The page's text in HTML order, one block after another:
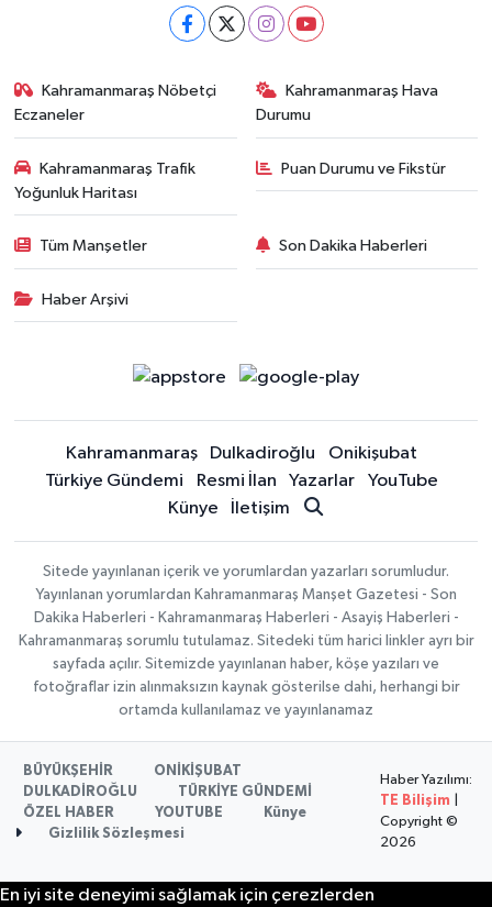
Kahramanmaraş Nöbetçi
Eczaneler
Kahramanmaraş Hava
Durumu
Kahramanmaraş Trafik
Yoğunluk Haritası
Puan Durumu ve Fikstür
Tüm Manşetler Son Dakika Haberleri
Haber Arşivi
Kahramanmaraş Dulkadiroğlu
Onikişubat
Türkiye Gündemi
Resmi İlan Yazarlar
YouTube
Künye
İletişim
Sitede yayınlanan içerik ve yorumlardan yazarları sorumludur.
Yayınlanan yorumlardan Kahramanmaraş Manşet Gazetesi - Son
Dakika Haberleri - Kahramanmaraş Haberleri - Asayiş Haberleri -
Kahramanmaraş sorumlu tutulamaz. Sitedeki tüm harici linkler ayrı bir
sayfada açılır. Sitemizde yayınlanan haber, köşe yazıları ve
fotoğraflar izin alınmaksızın kaynak gösterilse dahi, herhangi bir
ortamda kullanılamaz ve yayınlanamaz
BÜYÜKŞEHİR
ONİKİŞUBAT
DULKADİROĞLU
TÜRKİYE GÜNDEMİ
ÖZEL HABER
YOUTUBE
Künye
Gizlilik Sözleşmesi
Haber Yazılımı:
TE Bilişim
Copyright ©
2026
En iyi site deneyimi sağlamak için çerezlerden